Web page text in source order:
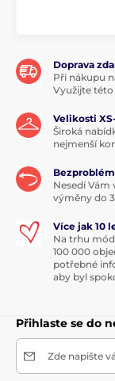
Doprava
Při nákupu
Využijte této
Velikosti
Široká
nejmenší
Nesedí Vám
výměny do
Více jak 10
Na trhu
100 000
potřebné
aby byl
Přihlaste se do
Zde napište